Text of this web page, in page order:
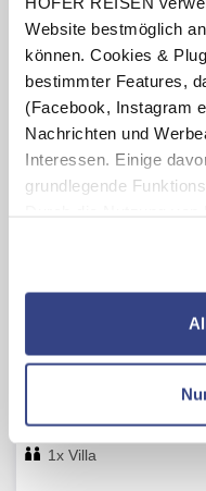
Website bestmöglich
können. Cookies &
bestimmter Features,
(Facebook, Instagram
Nachrichten und
Interessen. Einige
grundlegende
zusätzliche Dienste
nutzen und uns sowie
ermöglichen, dabei
Datenschutzseite
Mit Klick auf "Alles
Verwendung der
Zimmerbelegung:
2 Erwachsene
1x Villa